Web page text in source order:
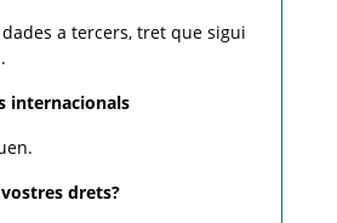
a tercers, tret que sigui
internacionals
drets?